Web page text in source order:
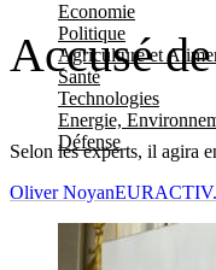
Economie
Politique
Agriculture et
Santé
Technologies
Energie,
Défense
Accusé
Selon les experts, il agira
Oliver Noyan